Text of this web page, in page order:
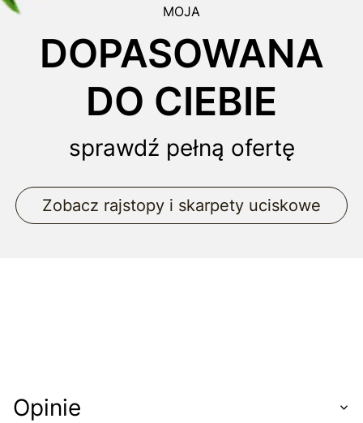
MOJA
DOPASOWANA
DO CIEBIE
sprawdź pełną ofertę
Zobacz rajstopy i skarpety uciskowe
Opinie